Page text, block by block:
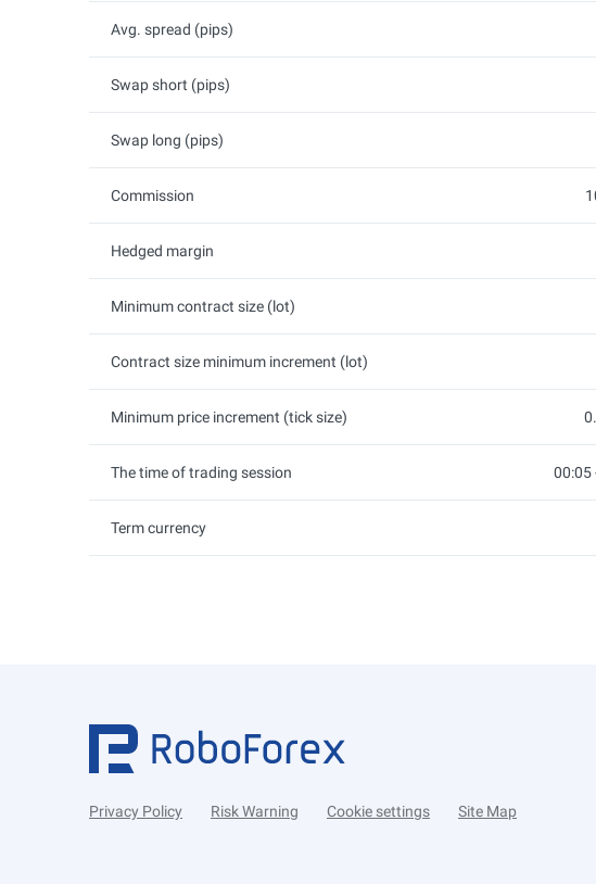
Avg. spread (pips)
Swap short (pips)
Swap long (pips)
Commission
Hedged margin
Minimum contract size (lot)
Contract size minimum increment (lot)
Minimum price increment (tick size)
The time of trading session 00:05
Term currency
Privacy Policy Risk Warning Cookie settings Site Map